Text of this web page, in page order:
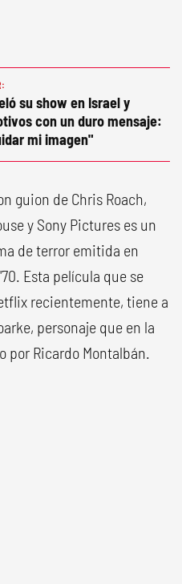
su show en Israel y
con un duro mensaje:
mi imagen"
guion de Chris Roach,
y Sony Pictures es un
de terror emitida en
Esta película que se
recientemente, tiene a
personaje que en la
Ricardo Montalbán.